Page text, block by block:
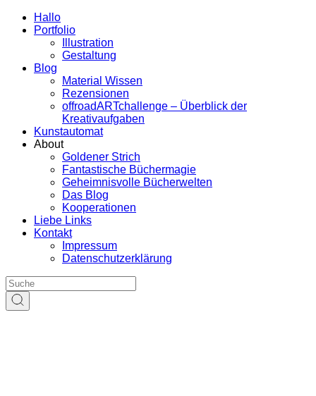
Hallo
Portfolio
Illustration
Gestaltung
Blog
Material Wissen
Rezensionen
offroadARTchallenge – Überblick der
Kreativaufgaben
Kunstautomat
About
Goldener Strich
Fantastische Büchermagie
Geheimnisvolle Bücherwelten
Das Blog
Kooperationen
Liebe Links
Kontakt
Impressum
Datenschutzerklärung